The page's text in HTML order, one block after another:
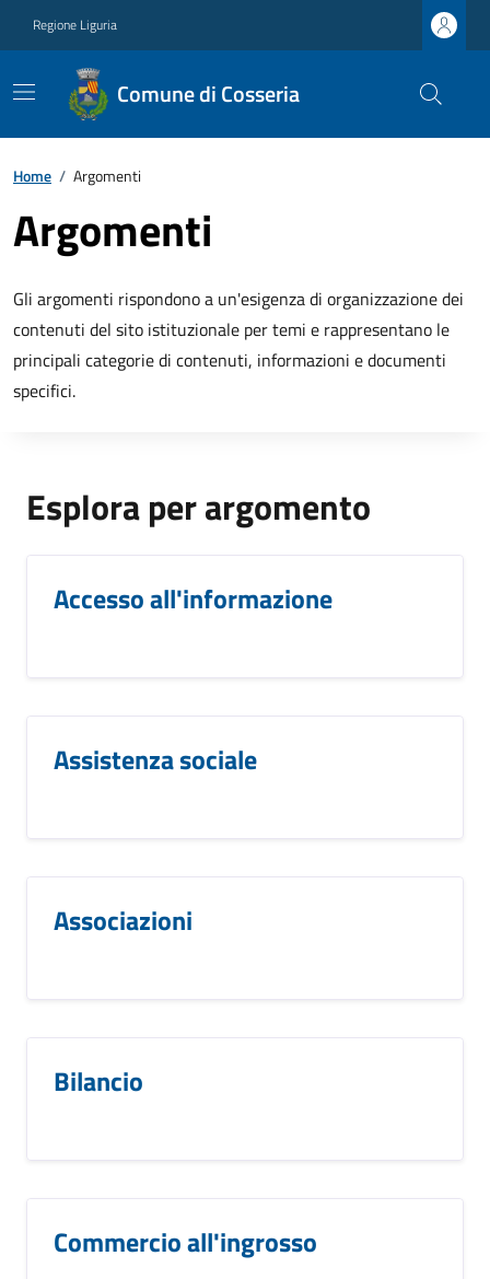
Regione Liguria
Comune di Cosseria
Home / Argomenti
Argomenti
Gli argomenti rispondono a un'esigenza di organizzazione dei
contenuti del sito istituzionale per temi e rappresentano le
principali categorie di contenuti, informazioni e documenti
specifici.
Esplora per argomento
Accesso all'informazione
Assistenza sociale
Associazioni
Bilancio
Commercio all'ingrosso